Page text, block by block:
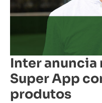
Inter anuncia
Super App
produtos